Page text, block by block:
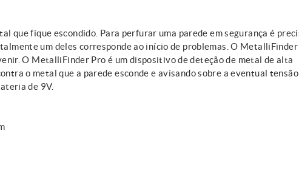
que fique escondido. Para perfurar uma parede em segurança é
um deles corresponde ao início de problemas. O MetalliFinder
O MetalliFinder Pro é um dispositivo de deteção de metal de alta
o metal que a parede esconde e avisando sobre a eventual tensão
de 9V.